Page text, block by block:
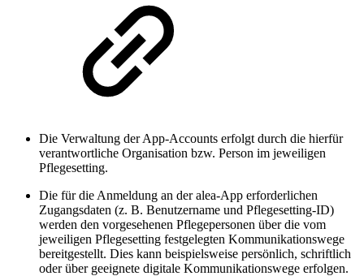
Die Verwaltung der App-Accounts erfolgt durch die hierfür
verantwortliche Organisation bzw. Person im jeweiligen
Pflegesetting.
Die für die Anmeldung an der alea-App erforderlichen
Zugangsdaten (z. B. Benutzername und Pflegesetting-ID)
werden den vorgesehenen Pflegepersonen über die vom
jeweiligen Pflegesetting festgelegten Kommunikationswege
bereitgestellt. Dies kann beispielsweise persönlich, schriftlich
oder über geeignete digitale Kommunikationswege erfolgen.